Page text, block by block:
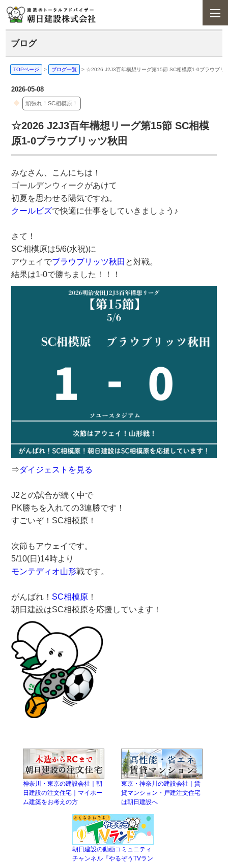
ブログ
TOPページ > ブログ一覧 > ☆2026 J2J3百年構想リーグ第15節 SC相模原1-0ブラウブリ
2026-05-08
頑張れ！SC相模原！
☆2026 J2J3百年構想リーグ第15節 SC相模
原1-0ブラウブリッツ秋田
みなさん、こんにちは！
ゴールデンウィークがあけて
初夏を思わせる陽気ですね。
クールビズで快適に仕事をしていきましょう♪
さて！
SC相模原は5/6(水祝)に
アウェイでブラウブリッツ秋田 と対戦。
結果は1-0で勝ちました！！！
⇒ダイジェストを見る
J2との試合が続く中で
PK勝ちを入れての3連勝です！
すごいぞ！SC相模原！
次節もアウェイです。
5/10(日)14時より
モンテディオ山形戦です。
がんばれ！ SC相模原！
朝日建設はSC相模原を応援しています！
神奈川・東京の建設会社｜朝
日建設の注文住宅｜マイホー
ム建築をお考えの方
東京・神奈川の建設会社｜賃
貸マンション・戸建注文住宅
は朝日建設へ
朝日建設の動画コミュニティ
チャンネル『やるぞうTVラン